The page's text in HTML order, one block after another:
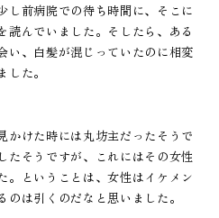
し前病院での待ち時間に、そこに
読んでいました。そしたら、ある
い、白髪が混じっていたのに相変
た。
かけた時には丸坊主だったそうで
たそうですが、これにはその女性
。ということは、女性はイケメン
は引くのだなと思いました。